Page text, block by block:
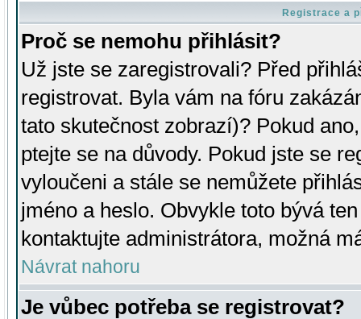
Registrace a
Proč se nemohu přihlásit?
Už jste se zaregistrovali? Před
registrovat. Byla vám na fóru
tato skutečnost zobrazí)? Pokud
ptejte se na důvody. Pokud jste se
vyloučeni a stále se nemůžete
jméno a heslo. Obvykle toto bývá
kontaktujte administrátora, možná
Návrat nahoru
Je vůbec potřeba se registrovat?